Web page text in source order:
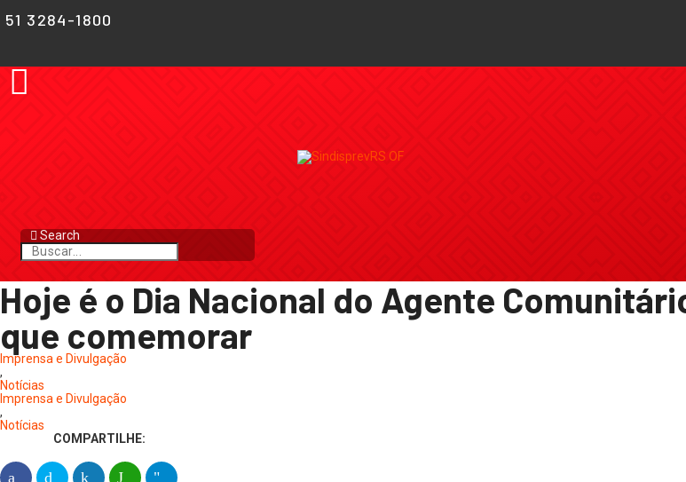
51 3284-1800
Search
Hoje é o Dia Nacional do Agente
que comemorar
Imprensa e Divulgação
,
Notícias
Imprensa e Divulgação
,
Notícias
COMPARTILHE: